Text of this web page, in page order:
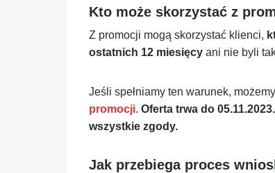
Kto może skorzystać z
Z promocji mogą skorzystać klienci,
ostatnich 12 miesięcy ani nie byli
Jeśli spełniamy ten warunek,
promocji. Oferta trwa do 05.11.2023.
wszystkie zgody.
Jak przebiega proces